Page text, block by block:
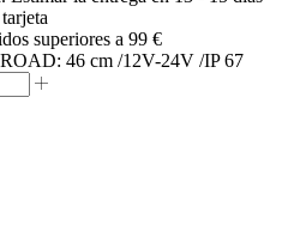
superiores a 99 €
46 cm /12V-24V /IP 67